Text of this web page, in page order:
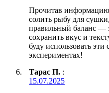
Прочитав информацию
солить рыбу для
правильный баланс —
сохранить вкус и
буду использовать
экспериментах!
Тарас П. :
15.07.2025